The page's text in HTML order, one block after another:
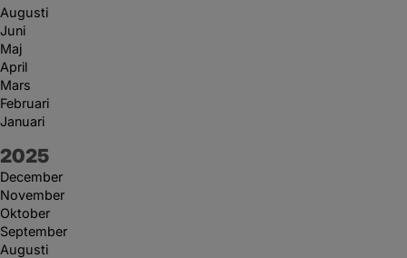
Augusti
Juni
Maj
April
Mars
Februari
Januari
År:
2025
December
November
Oktober
September
Augusti